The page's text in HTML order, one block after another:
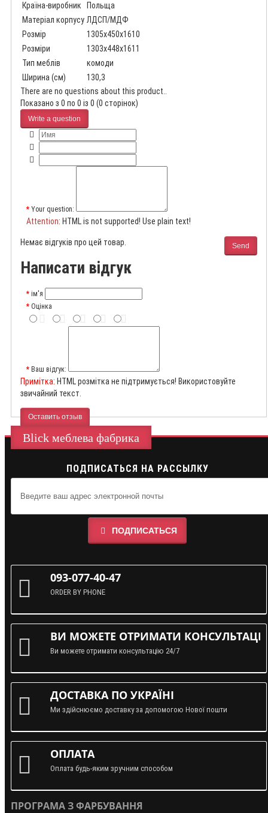
Країна-виробник
Польща
Матеріал корпусу ЛДСП/МДФ
Розмір
1305x450x1610
Розміри
1303x448x1611
Тип меблів
комоди
Ширина (см)
130,3
There are no questions about this product..
Показано з 0 по 0 із 0 (0 сторінок)
Write a question
Your question:
Attention: HTML is not supported! Use plain text!
Send
Немає відгуків про цей товар.
Написати відгук
ім'я
Оцінка
Ваш відгук:
Примітка: HTML розмітка не підтримується! Використовуйте
звичайний текст.
Оставить отзыв
Blick меблева фабрика
ПОДПИСАТЬСЯ НА РАССЫЛКУ
ПОДПИСАТЬСЯ
093-077-40-47
ORDER BY PHONE
ВИ МОЖЕТЕ ОТРИМАТИ
Ви можете отримати консультацію 24/7
ДОСТАВКА ПО УКРАЇНІ
Ми здійснюємо доставку за допомогою Нової пошти
ОПЛАТА
Оплата будь-яким зручним способом
ПРОГРАМА З ФАРБУВАННЯ